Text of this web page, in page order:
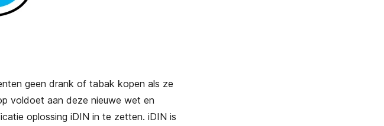
geen drank of tabak kopen als ze
voldoet aan deze nieuwe wet en
oplossing iDIN in te zetten. iDIN is